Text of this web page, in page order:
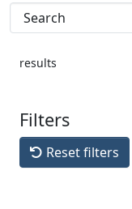
results
Filters
Reset filters